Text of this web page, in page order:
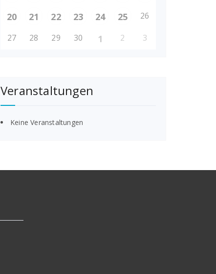
20
21 22 23 24 25 26
27 28 29 30 1 2 3
Veranstaltungen
Keine Veranstaltungen